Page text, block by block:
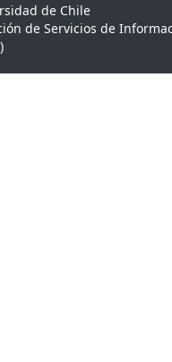
de Chile
de Servicios de